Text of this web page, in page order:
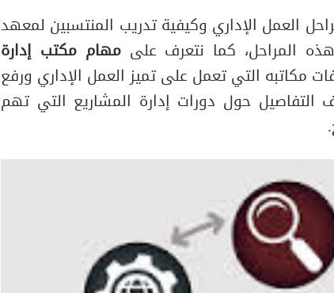
العمل الإداري وكيفية تدريب المنتسبين لمعهد
المراحل، كما نتعرف علىمهام مكتب إدارة
مكاتبه التي تعمل على تميز العمل الإداري ورفع
التفاصيل حول دورات إدارة المشاريع التي تهم